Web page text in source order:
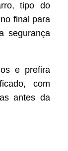
tipo do
final para
segurança
e prefira
com
antes da